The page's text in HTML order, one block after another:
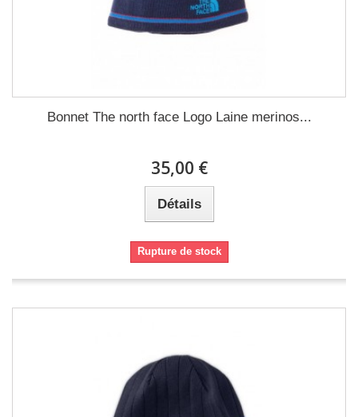
Bonnet The north face Logo Laine merinos...
35,00 €
Détails
Rupture de stock